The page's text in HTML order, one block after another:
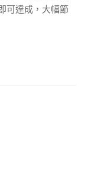
可達成，大幅節